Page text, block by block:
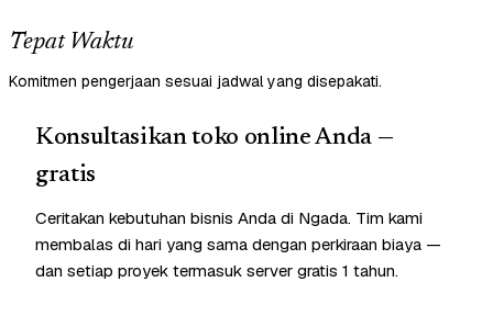
Tepat Waktu
Komitmen pengerjaan sesuai jadwal yang disepakati.
Konsultasikan toko online Anda —
gratis
Ceritakan kebutuhan bisnis Anda di Ngada. Tim kami
membalas di hari yang sama dengan perkiraan biaya —
dan setiap proyek termasuk server gratis 1 tahun.